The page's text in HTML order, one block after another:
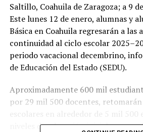
Saltillo, Coahuila de Zaragoza; a 9
Este lunes 12 de enero, alumnas y
Básica en Coahuila regresarán a las
continuidad al ciclo escolar
periodo vacacional decembrino,
de Educación del Estado (SEDU).
Aproximadamente 600 mil
por 29 mil 500 docentes,
escolares en alrededor de 5 mil 500
niveles de educación inicial,